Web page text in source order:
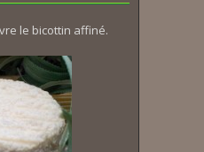
le bicottin affiné.